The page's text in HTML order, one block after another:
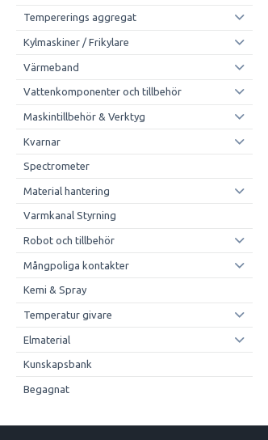
Tempererings aggregat
Kylmaskiner / Frikylare
Värmeband
Vattenkomponenter och tillbehör
Maskintillbehör & Verktyg
Kvarnar
Spectrometer
Material hantering
Varmkanal Styrning
Robot och tillbehör
Mångpoliga kontakter
Kemi & Spray
Temperatur givare
Elmaterial
Kunskapsbank
Begagnat